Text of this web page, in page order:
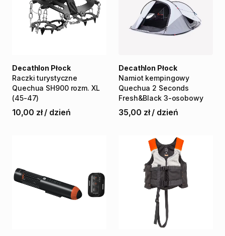
Raczki turystyczne
Quechua SH900 rozm. XL
(45-47)
Decathlon Płock
10,00 zł / dzień
Namiot kempingowy
Quechua 2 Seconds
Fresh&Black 3-osobowy
Decathlon Płock
35,00 zł / dzień